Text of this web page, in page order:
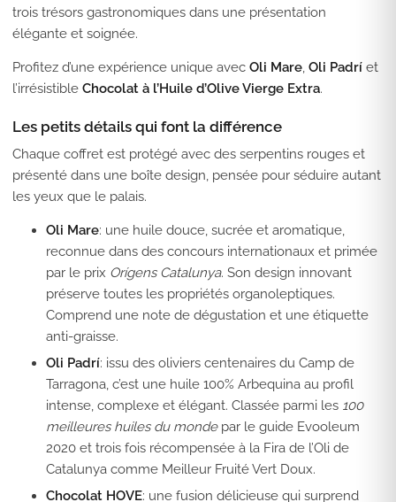
trois trésors gastronomiques dans une présentation
élégante et soignée.
Profitez d’une expérience unique avec Oli Mare Oli Padrí et
l’irrésistible Chocolat à l’Huile d’Olive Vierge Extra.
Les petits détails qui font la différence
Chaque coffret est protégé avec des serpentins rouges et
présenté dans une boîte design, pensée pour séduire autant
les yeux que le palais.
Oli Mare: une huile douce, sucrée et aromatique,
reconnue dans des concours internationaux et primée
par le prix Orígens Catalunya. Son design innovant
préserve toutes les propriétés organoleptiques.
Comprend une note de dégustation et une étiquette
anti-graisse.
Oli Padrí: issu des oliviers centenaires du Camp de
Tarragona, c’est une huile 100% Arbequina au profil
intense, complexe et élégant. Classée parmi les 100
meilleures huiles du mondepar le guide Evooleum
2020 et trois fois récompensée à la Fira de l’Oli de
Catalunya comme Meilleur Fruité Vert Doux.
Chocolat HOVE: une fusion délicieuse qui surprend